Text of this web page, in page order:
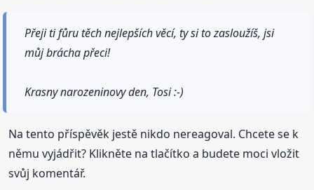
Přeji ti fůru těch nejlepších věcí, ty si to zasloužíš, jsi
můj brácha přeci!
Krasny narozeninovy den, Tosi :-)
Na tento příspěvěk jestě nikdo nereagoval. Chcete se k
němu vyjádřit? Klikněte na tlačítko a budete moci vložit
svůj komentář.